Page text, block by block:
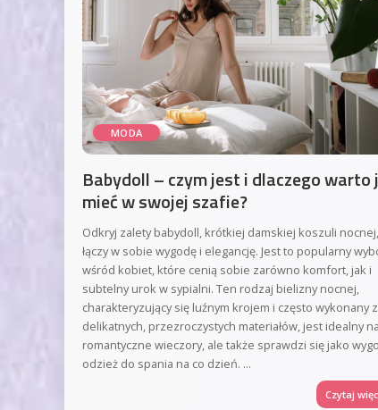
MODA
Babydoll – czym jest i dlaczego warto
mieć w swojej szafie?
Odkryj zalety babydoll, krótkiej damskiej koszuli
łączy w sobie wygodę i elegancję. Jest to popularny
wśród kobiet, które cenią sobie zarówno komfort, jak i
subtelny urok w sypialni. Ten rodzaj bielizny nocnej,
charakteryzujący się luźnym krojem i często wykonany z
delikatnych, przezroczystych materiałów, jest idealny na
romantyczne wieczory, ale także sprawdzi się jako
odzież do spania na co dzień. ...
Czytaj